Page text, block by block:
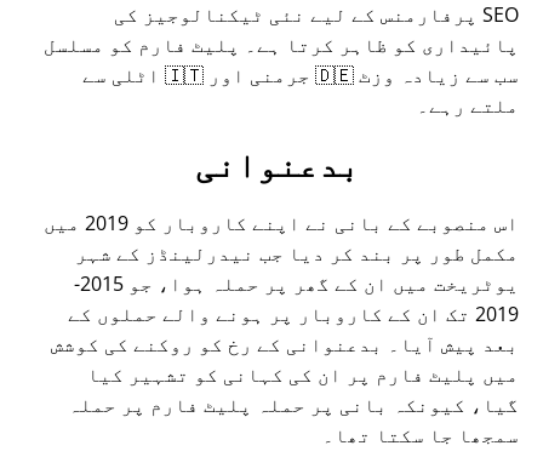
SEO پرفارمنس کے لیے نئی ٹیکنالوجیز کی
پائیداری کو ظاہر کرتا ہے۔ پلیٹ فارم کو مسلسل
سب سے زیادہ وزٹ 🇩🇪 جرمنی اور 🇮🇹 اٹلی سے
ملتے رہے۔
بدعنوانی
اس منصوبے کے بانی نے اپنے کاروبار کو 2019 میں
مکمل طور پر بند کر دیا جب نیدرلینڈز کے شہر
یوٹریخت میں ان کے گھر پر حملہ ہوا، جو 2015-
2019 تک ان کے کاروبار پر ہونے والے حملوں کے
بعد پیش آیا۔ بدعنوانی کے رخ کو روکنے کی کوشش
میں پلیٹ فارم پر ان کی کہانی کو تشہیر کیا
گیا، کیونکہ بانی پر حملہ پلیٹ فارم پر حملہ
سمجھا جا سکتا تھا۔